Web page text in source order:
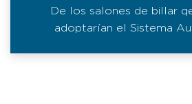
De los salones de billar
adoptarían el Sistema